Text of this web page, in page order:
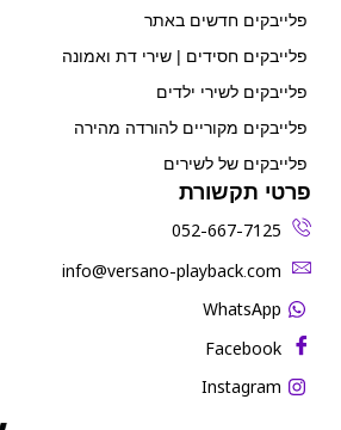
פלייבקים חדשים באתר
פלייבקים חסידים | שירי דת ואמונה
פלייבקים לשירי ילדים
פלייבקים מקוריים להורדה מהירה
פלייבקים של לשירים
פרטי תקשורת
052-667-7125
‫info@versano-playback.com‬
WhatsApp
Facebook
Instagram